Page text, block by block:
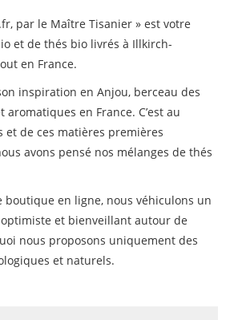
par le Maître Tisanier » est votre
et de thés bio livrés à Illkirch-
en France.
inspiration en Anjou, berceau des
en France. C’est au
et de ces matières premières
avons pensé nos mélanges de thés
boutique en ligne, nous véhiculons un
et bienveillant autour de
nous proposons uniquement des
et naturels.